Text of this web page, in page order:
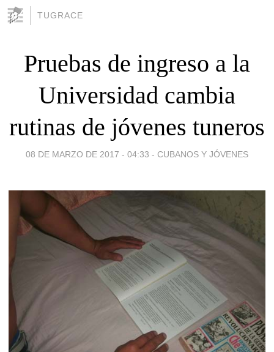
TUGRACE
Pruebas de ingreso a la
Universidad cambia
rutinas de jóvenes tuneros
08 DE MARZO DE 2017 - 04:33 - CUBANOS Y JÓVENES